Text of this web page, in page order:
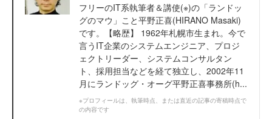
フリーのIT系執筆者＆講使(※)の「ランドッ
グのマウ」こと平野正喜(HIRANO Masaki)
です。【略歴】 1962年札幌市生まれ。今で
言うIT企業のシステムエンジニア、プロジ
ェクトリーダー、システムコンサルタン
ト、採用担当などを経て独立し、2002年11
月にランドッグ・オーグ平野正喜事務所(h...
※プロフィールは、執筆時点、または直近の記事の寄稿時点で
の内容です